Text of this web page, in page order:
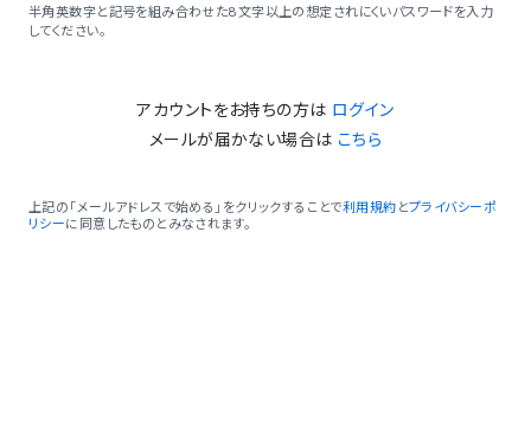
半角英数字と記号を組み合わせた8文字以上の想定されにくいパスワードを入力
してください。
アカウントをお持ちの方は ログイン
メールが届かない場合は こちら
上記の「メールアドレスで始める」をクリックすることで利用規約 とプライバシーポ
リシーに同意したものとみなされます。